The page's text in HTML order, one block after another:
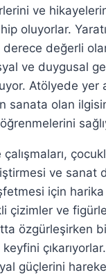
ve
oluyorlar.
derece değerli
ve duygusal
Atölyede yer
sanata olan
çalışmaları,
ve sanat
için
çizimler ve
özgürleşirken
keyfini
güçlerini